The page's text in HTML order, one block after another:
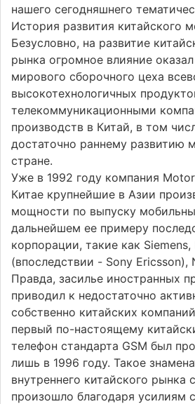
нашего сегодняшнего
История развития китайского
Безусловно, на развитие
рынка огромное влияние
мирового сборочного цеха
высокотехнологичных
телекоммуникационными
производств в Китай, в том
достаточно раннему развитию
стране.
Уже в 1992 году компания
Китае крупнейшие в Азии
мощности по выпуску
дальнейшем ее примеру
корпорации, такие как Siemens,
(впоследствии - Sony Ericsson),
Правда, засилье иностранных
приводил к недостаточно
собственно китайских
первый по-настоящему
телефон стандарта GSM был
лишь в 1996 году. Такое
внутреннего китайского рынка
произошло благодаря усилиям